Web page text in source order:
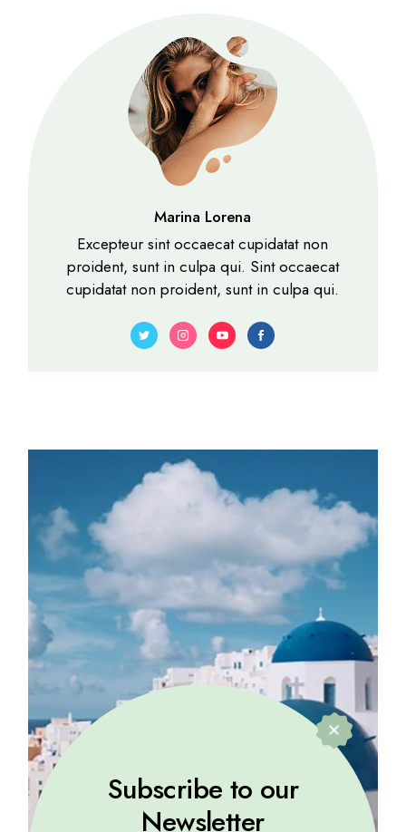
Marina Lorena
Excepteur sint occaecat cupidatat non
proident, sunt in culpa qui. Sint occaecat
cupidatat non proident, sunt in culpa qui.
Subscribe to our
Newsletter